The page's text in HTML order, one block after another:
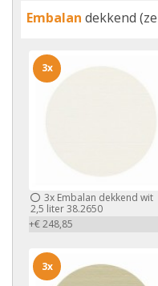
Embalan dekkend
3x Embalan dekkend wit
2,5 liter 38.2650
+€ 248,85
3x
3x